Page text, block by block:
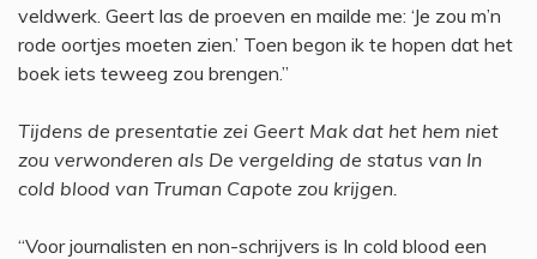
veldwerk. Geert las de proeven en mailde me: ‘Je zou m’n
rode oortjes moeten zien.’ Toen begon ik te hopen dat het
boek iets teweeg zou brengen.”
Tijdens de presentatie zei Geert Mak dat het hem niet
zou verwonderen als De vergelding de status van In
cold blood van Truman Capote zou krijgen.
“Voor journalisten en non-schrijvers is In cold blood een